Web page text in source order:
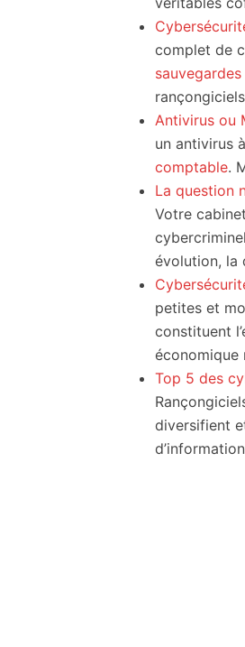
complet de
sauvegardes
Antivirus ou
un antivirus
comptable.
La question
Votre
évolution, la
petites et
constituent
économique
Top 5 des
diversifient